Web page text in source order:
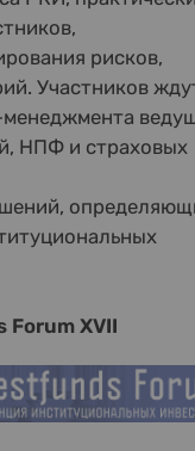
рисков,
Участников
НПФ и страховых
XVII